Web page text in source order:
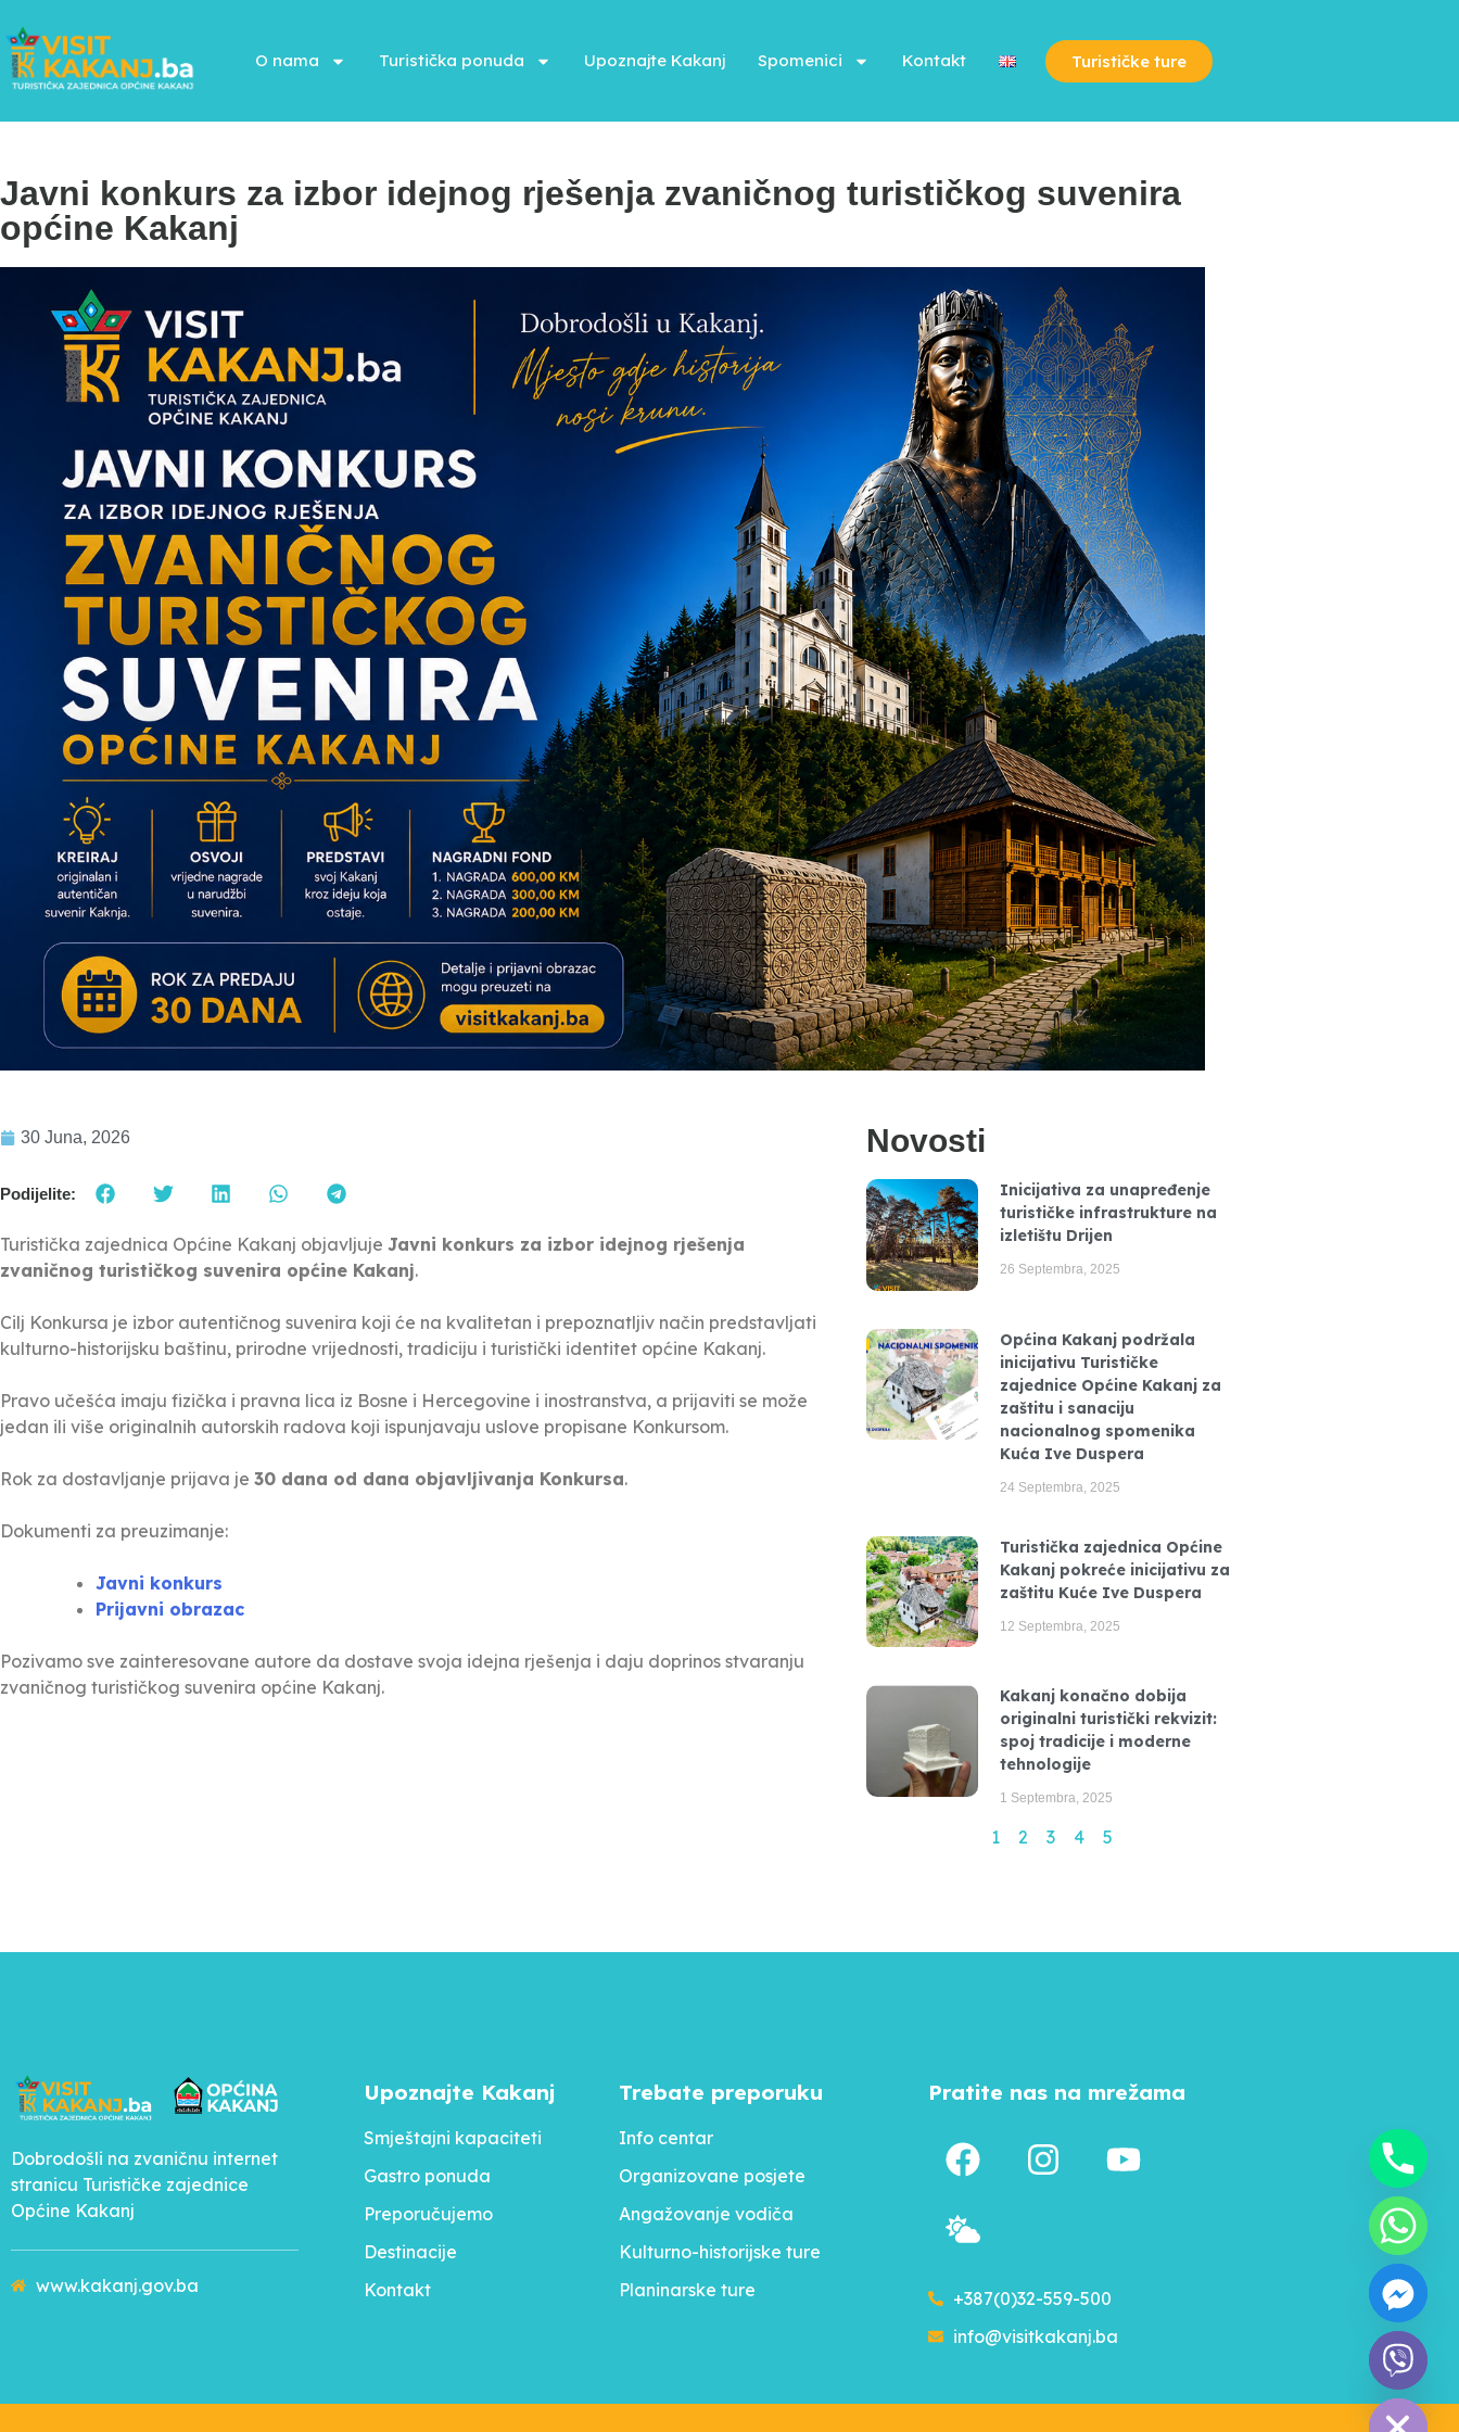
O nama Turistička ponuda Upoznajte Kakanj Spomenici Kontakt Turističke ture
Javni konkurs za izbor idejnog rješenja zvaničnog turističkog suvenira
općine Kakanj
30 Juna, 2026
Podijelite:
Turistička zajednica Općine Kakanj objavljuje Javni konkurs za izbor idejnog rješenja
zvaničnog turističkog suvenira općine Kakanj.
Cilj Konkursa je izbor autentičnog suvenira koji će na kvalitetan i prepoznatljiv način predstavljati
kulturno-historijsku baštinu, prirodne vrijednosti, tradiciju i turistički identitet općine Kakanj.
Pravo učešća imaju fizička i pravna lica iz Bosne i Hercegovine i inostranstva, a prijaviti se može
jedan ili više originalnih autorskih radova koji ispunjavaju uslove propisane Konkursom.
Rok za dostavljanje prijava je 30 dana od dana objavljivanja Konkursa.
Dokumenti za preuzimanje:
Javni konkurs
Prijavni obrazac
Pozivamo sve zainteresovane autore da dostave svoja idejna rješenja i daju doprinos stvaranju
zvaničnog turističkog suvenira općine Kakanj.
Novosti
Inicijativa za unapređenje
turističke infrastrukture na
izletištu Drijen
26 Septembra, 2025
Općina Kakanj podržala
inicijativu Turističke
zajednice Općine Kakanj za
zaštitu i sanaciju
nacionalnog spomenika
Kuća Ive Duspera
24 Septembra, 2025
Turistička zajednica Općine
Kakanj pokreće inicijativu za
zaštitu Kuće Ive Duspera
12 Septembra, 2025
Kakanj konačno dobija
originalni turistički rekvizit:
spoj tradicije i moderne
tehnologije
1 Septembra, 2025
1 2 3 4 5
Dobrodošli na zvaničnu internet
stranicu Turističke zajednice
Općine Kakanj
www.kakanj.gov.ba
Upoznajte Kakanj
Smještajni kapaciteti
Gastro ponuda
Preporučujemo
Destinacije
Kontakt
Trebate preporuku
Info centar
Organizovane posjete
Angažovanje vodiča
Kulturno-historijske ture
Planinarske ture
Pratite nas na mrežama
+387(0)32-559-500
info@visitkakanj.ba
Hide
chaty